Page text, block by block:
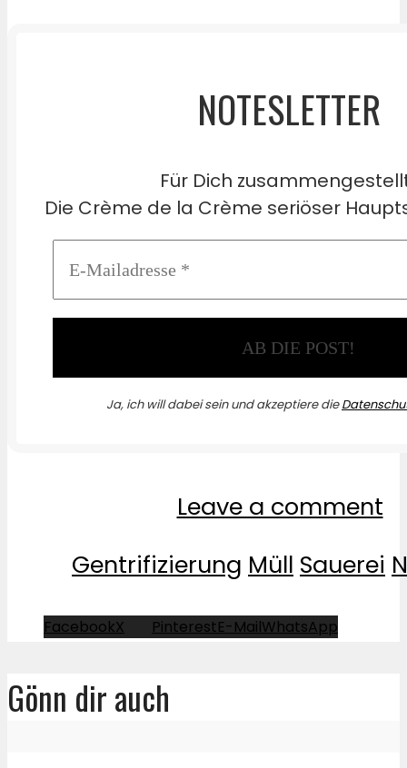
NOTESLETTER
Für Dich
Die Crème de la Crème seriöser
Ja, ich will dabei sein und akzeptiere die
Leave a comment
Gentrifizierung Müll Sauerei
FacebookX PinterestE-MailWhatsApp
Gönn dir auch